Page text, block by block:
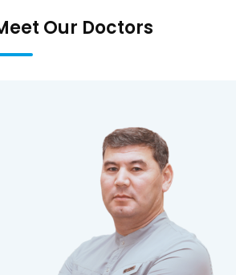
Our Doctors